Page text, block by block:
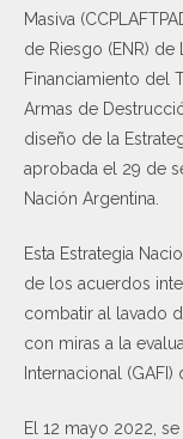
Masiva
de Riesgo (ENR)
Financiamiento del
Armas de
diseño de la
aprobada el 29 de
Nación Argentina.
Esta Estrategia
de los acuerdos
combatir al lavado
con miras a la
Internacional (GAFI)
El 12 mayo 2022,